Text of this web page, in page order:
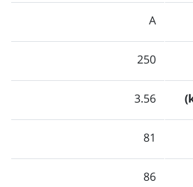
A
250
3.56
81
86